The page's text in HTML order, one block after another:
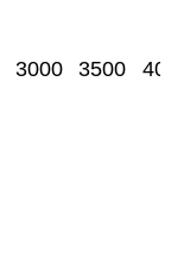
3000 3500